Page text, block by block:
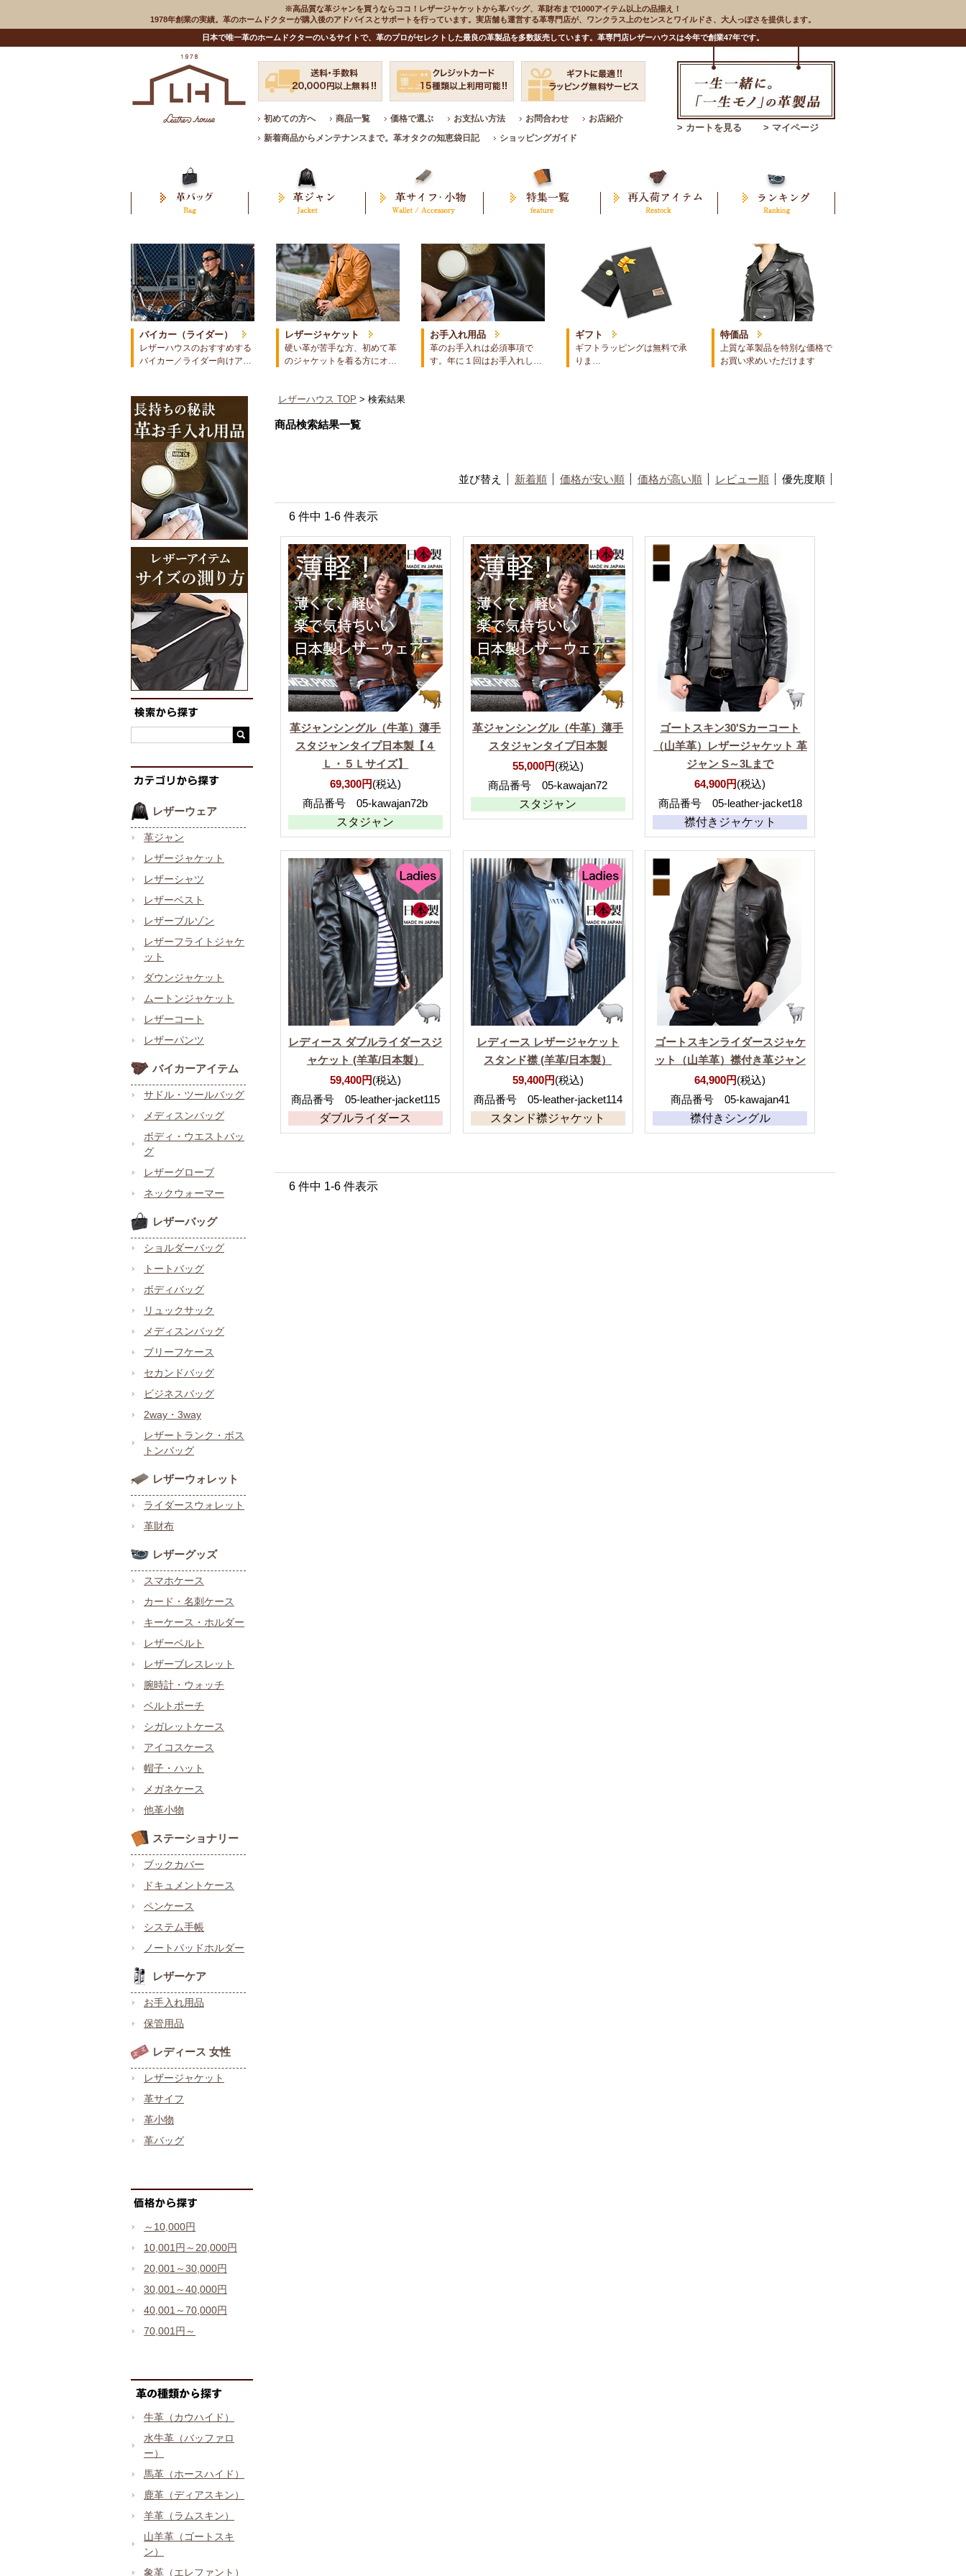
※高品質な革ジャンを買うならココ！レザージャケットから革バッグ、革財布まで1000アイテム以上の品揃え！
1978年創業の実績。革のホームドクターが購入後のアドバイスとサポートを行っています。実店舗も運営する革専門店が、ワンクラス上のセンスとワイルドさ、大人っぽさを提供します。
日本で唯一革のホームドクターのいるサイトで、革のプロがセレクトした最良の革製品を多数販売しています。革専門店レザーハウスは今年で創業47年です。
初めての方へ 商品一覧 価格で選ぶ お支払い方法 お問合わせ
お店紹介
新着商品からメンテナンスまで。革オタクの知恵袋日記
ショッピングガイド
> カートを見る > マイページ
バイカー（ライダー）
レザーハウスのおすすめする
バイカー／ライダー向けア…
レザージャケット
硬い革が苦手な方、初めて革
のジャケットを着る方にオ…
お手入れ用品
革のお手入れは必須事項で
す。年に１回はお手入れし…
ギフト
ギフトラッピングは無料で承
りま…
特価品
上質な革製品を特別な価格で
お買い求めいただけます
レザーウェア
革ジャン
レザージャケット
レザーシャツ
レザーベスト
レザーブルゾン
レザーフライトジャケ
ット
ダウンジャケット
ムートンジャケット
レザーコート
レザーパンツ
バイカーアイテム
サドル・ツールバッグ
メディスンバッグ
ボディ・ウエストバッ
グ
レザーグローブ
ネックウォーマー
レザーバッグ
ショルダーバッグ
トートバッグ
ボディバッグ
リュックサック
メディスンバッグ
ブリーフケース
セカンドバッグ
ビジネスバッグ
2way・3way
レザートランク・ボス
トンバッグ
レザーウォレット
ライダースウォレット
革財布
レザーグッズ
スマホケース
カード・名刺ケース
キーケース・ホルダー
レザーベルト
レザーブレスレット
腕時計・ウォッチ
ベルトポーチ
シガレットケース
アイコスケース
帽子・ハット
メガネケース
他革小物
ステーショナリー
ブックカバー
ドキュメントケース
ペンケース
システム手帳
ノートパッドホルダー
レザーケア
お手入れ用品
保管用品
レディース 女性
レザージャケット
革サイフ
革小物
革バッグ
～10,000円
10,001円～20,000円
20,001～30,000円
30,001～40,000円
40,001～70,000円
70,001円～
牛革（カウハイド）
水牛革（バッファロ
ー）
馬革（ホースハイド）
鹿革（ディアスキン）
羊革（ラムスキン）
山羊革（ゴートスキ
ン）
象革（エレファント）
レザーハウス TOP > 検索結果
商品検索結果一覧
並び替え 新着順 価格が安い順 価格が高い順 レビュー順 優先度順
6 件中 1-6 件表示
革ジャンシングル（牛革）薄手
スタジャンタイプ日本製【４
Ｌ・５Ｌサイズ】
69,300円(税込)
商品番号 05-kawajan72b
スタジャン
革ジャンシングル（牛革）薄手
スタジャンタイプ日本製
55,000円(税込)
商品番号 05-kawajan72
スタジャン
ゴートスキン30'Sカーコート
（山羊革）レザージャケット 革
ジャン S～3Lまで
64,900円(税込)
商品番号 05-leather-jacket18
襟付きジャケット
レディース ダブルライダースジ
ャケット (羊革/日本製）
59,400円(税込)
商品番号 05-leather-jacket115
ダブルライダース
レディース レザージャケット
スタンド襟 (羊革/日本製）
59,400円(税込)
商品番号 05-leather-jacket114
スタンド襟ジャケット
ゴートスキンライダースジャケ
ット（山羊革）襟付き革ジャン
64,900円(税込)
商品番号 05-kawajan41
襟付きシングル
6 件中 1-6 件表示